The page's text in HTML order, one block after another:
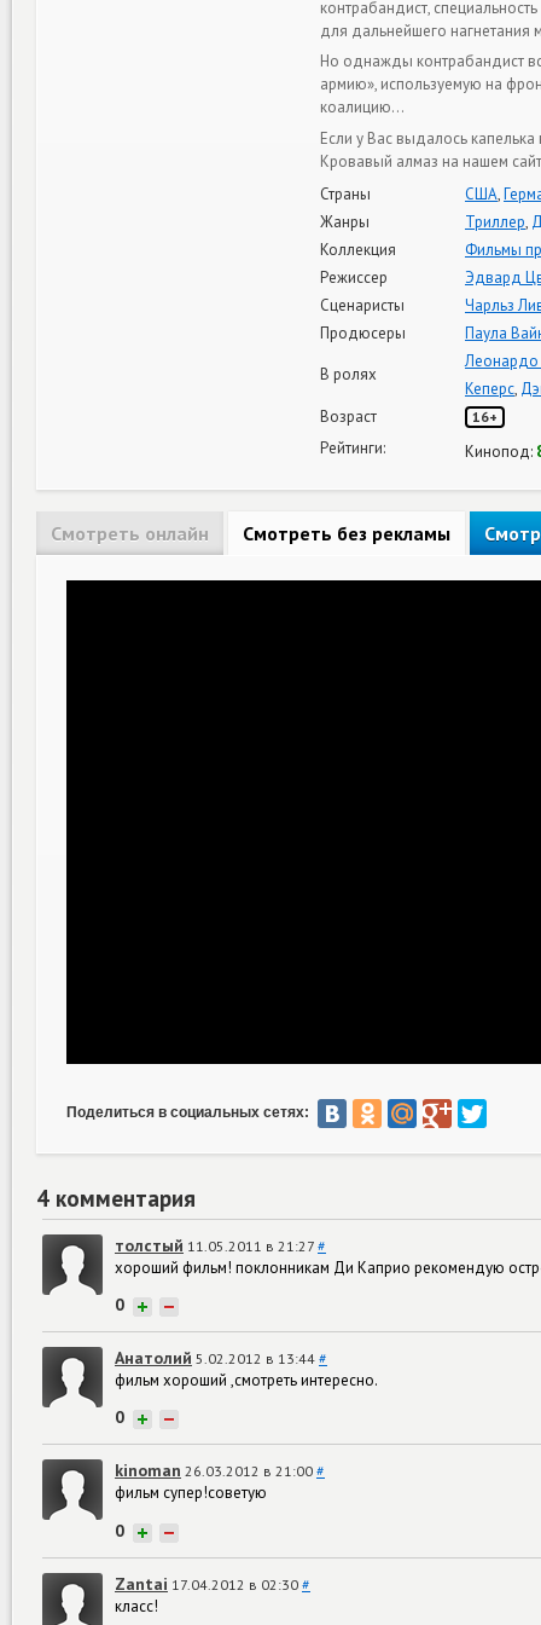
контрабандист,
для дальнейшего нагнетания
Но однажды контрабандист
армию», используемую на
коалицию…
Если у Вас выдалось
Кровавый алмаз на нашем
Страны
США,
Жанры
Триллер,
Коллекция
Фильмы
Режиссер
Эдвард
Сценаристы
Чарльз
Продюсеры
Паула
В ролях
Кеперс,
Возраст
16+
Рейтинги: Кинопод:
Смотреть онлайн Смотреть без рекламы
Поделиться в социальных сетях:
4 комментария
толстый 11.05.2011 в 21:27 #
хороший фильм! поклонникам Ди Каприо рекомендую
0 + −
Анатолий 5.02.2012 в 13:44 #
фильм хороший ,смотреть интересно.
0 + −
kinoman 26.03.2012 в 21:00 #
фильм супер!советую
0 + −
Zantai 17.04.2012 в 02:30 #
класс!